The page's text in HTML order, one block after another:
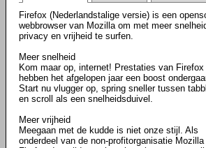
Firefox (Nederlandstalige versie) is een
webbrowser van Mozilla om met meer
privacy en vrijheid te surfen.
Meer snelheid
Kom maar op, internet! Prestaties van Firefox
hebben het afgelopen jaar een boost
Start nu vlugger op, spring sneller tussen
en scroll als een snelheidsduivel.
Meer vrijheid
Meegaan met de kudde is niet onze stijl. Als
onderdeel van de non-profitorganisatie